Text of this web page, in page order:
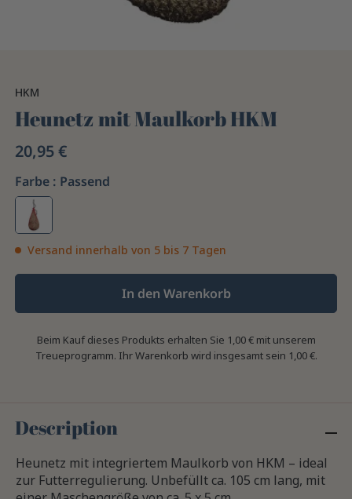
HKM
Heunetz mit Maulkorb HKM
20,95 €
Farbe : Passend
Versand innerhalb von 5 bis 7 Tagen
In den Warenkorb
Beim Kauf dieses Produkts erhalten Sie 1,00 €mit unserem
Treueprogramm. Ihr Warenkorb wird insgesamt sein 1,00 €.
Description
Heunetz mit integriertem Maulkorb von HKM – ideal
zur Futterregulierung. Unbefüllt ca. 105 cm lang, mit